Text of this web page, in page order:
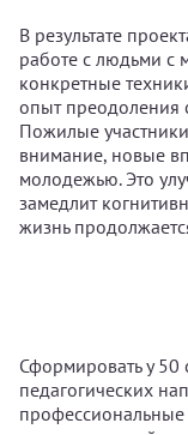
В результате
работе с людьми с
конкретные
опыт преодоления
Пожилые
внимание, новые
молодежью. Это
замедлит
жизнь
Сформировать у 50
педагогических